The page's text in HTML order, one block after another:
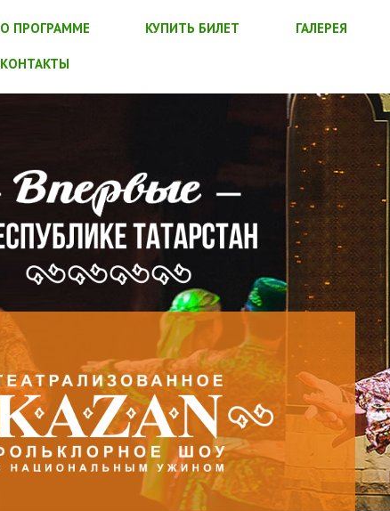
О ПРОГРАММЕ КУПИТЬ БИЛЕТ ГАЛЕРЕЯ
КОНТАКТЫ